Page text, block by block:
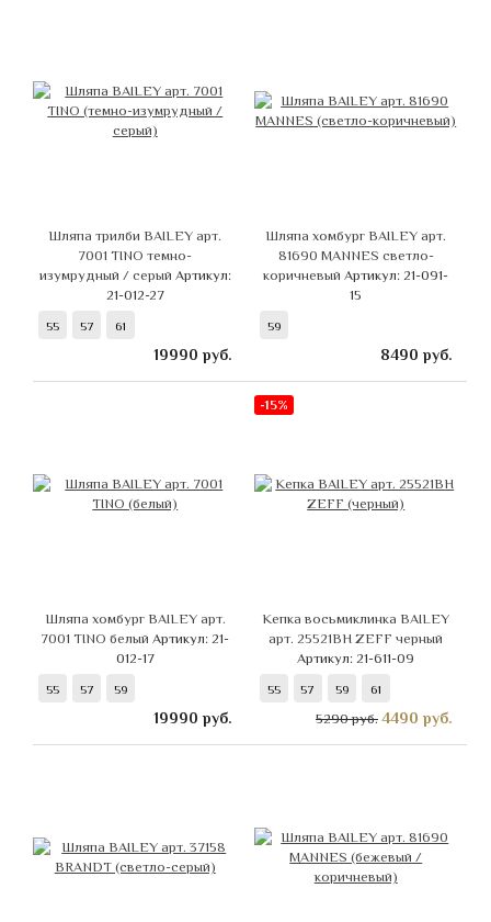
Шляпа трилби BAILEY арт.
7001 TINO темно-
изумрудный / серый Артикул:
21-012-27
55 57 61
19990 руб.
Шляпа хомбург BAILEY арт.
81690 MANNES светло-
коричневыйАртикул: 21-091-
15
59
8490 руб.
Шляпа хомбург BAILEY арт.
7001 TINO белыйАртикул: 21-
012-17
55 57 59
19990 руб.
-15%
Кепка восьмиклинка BAILEY
арт. 25521BH ZEFF черный
Артикул: 21-611-09
55 57 59 61
5290 руб. 4490 руб.